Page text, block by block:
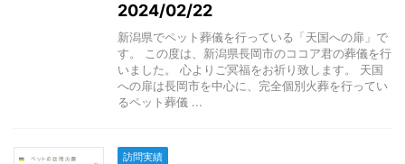
2024/02/22
新潟県でペット葬儀を行っている「天国への扉」で
す。 この度は、新潟県長岡市のココア君の葬儀を行
いました。 心よりご冥福をお祈り致します。 天国
への扉は長岡市を中心に、完全個別火葬を行ってい
るペット葬儀 ...
訪問実績